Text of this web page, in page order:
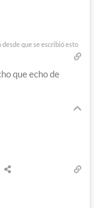
desde que se escribió esto
que echo de